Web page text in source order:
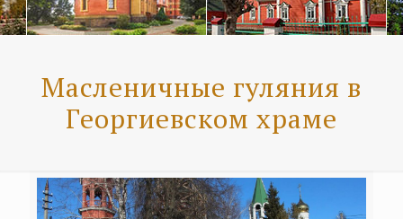
Масленичные гуляния в
Георгиевском храме